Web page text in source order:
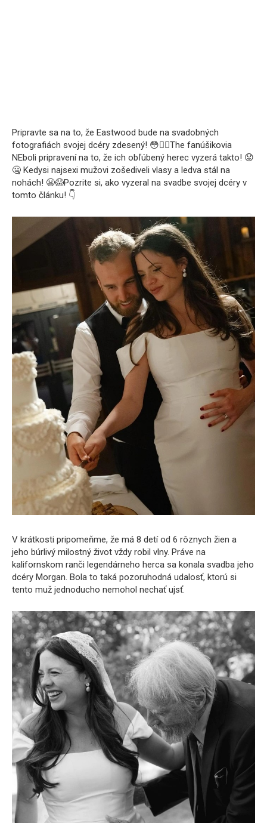
Pripravte sa na to, že Eastwood bude na svadobných
fotografiách svojej dcéry zdesený! 😳😵‍💫The fanúšikovia
NEboli pripravení na to, že ich obľúbený herec vyzerá takto! 😟
🤐 Kedysi najsexi mužovi zošediveli vlasy a ledva stál na
nohách! 😬😱Pozrite si, ako vyzeral na svadbe svojej dcéry v
tomto článku! 👇
V krátkosti pripomeňme, že má 8 detí od 6 rôznych žien a
jeho búrlivý milostný život vždy robil vlny. Práve na
kalifornskom ranči legendárneho herca sa konala svadba jeho
dcéry Morgan. Bola to taká pozoruhodná udalosť, ktorú si
tento muž jednoducho nemohol nechať ujsť.